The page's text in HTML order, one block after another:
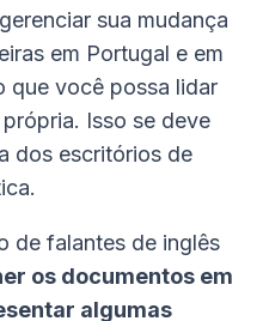
sua mudança
em Portugal e em
que você possa lidar
Isso se deve
dos escritórios de
de falantes de inglês
os documentos em
algumas